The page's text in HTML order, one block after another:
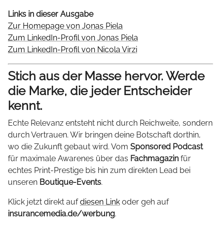
Links in dieser Ausgabe
Zur Homepage von Jonas Piela
Zum LinkedIn-Profil von Jonas Piela
Zum LinkedIn-Profil von Nicola Virzi
Stich aus der Masse hervor. Werde
die Marke, die jeder Entscheider
kennt.
Echte Relevanz entsteht nicht durch Reichweite, sondern
durch Vertrauen. Wir bringen deine Botschaft dorthin,
wo die Zukunft gebaut wird. Vom Sponsored Podcast
für maximale Awarenes über das Fachmagazin für
echtes Print-Prestige bis hin zum direkten Lead bei
unseren Boutique-Events.
Klick jetzt direkt aufdiesen Link oder geh auf
insurancemedia.de/werbung.